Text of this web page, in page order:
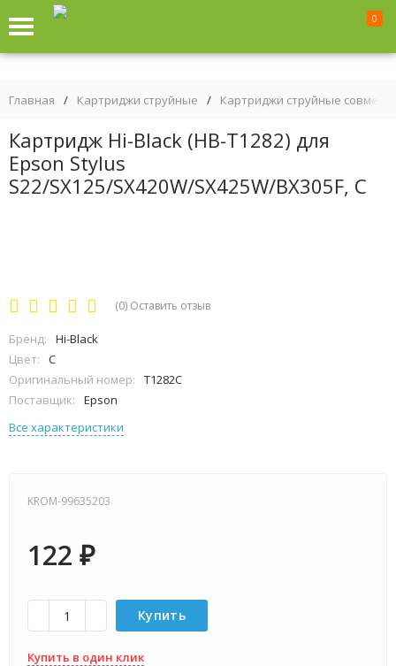
0
Главная / Картриджи струйные / Картриджи струйные
Картридж Hi-Black (HB-T1282) для
Epson Stylus
S22/SX125/SX420W/SX425W/BX305F, C
(0) Оставить отзыв
Бренд:
Hi-Black
Цвет:
C
Оригинальный номер:
T1282C
Поставщик:
Epson
Все характеристики
KROM-99635203
122 ₽
Купить
Купить в один клик